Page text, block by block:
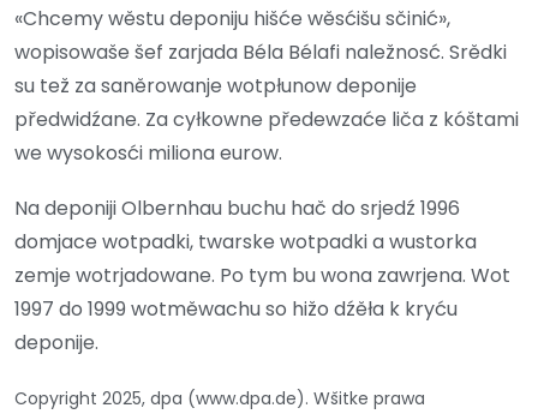
«Chcemy wěstu deponiju hišće wěsćišu sčinić»,
wopisowaše šef zarjada Béla Bélafi naležnosć. Srědki
su tež za saněrowanje wotpłunow deponije
předwidźane. Za cyłkowne předewzaće liča z kóštami
we wysokosći miliona eurow.
Na deponiji Olbernhau buchu hač do srjedź 1996
domjace wotpadki, twarske wotpadki a wustorka
zemje wotrjadowane. Po tym bu wona zawrjena. Wot
1997 do 1999 wotměwachu so hižo dźěła k kryću
deponije.
Copyright 2025, dpa (www.dpa.de). Wšitke prawa